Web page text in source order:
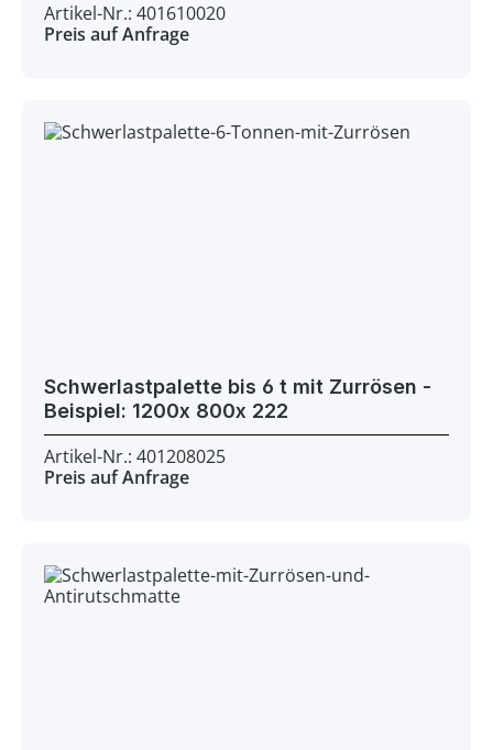
Artikel-Nr.: 401610020
Preis auf Anfrage
Schwerlastpalette bis 6 t mit Zurrösen -
Beispiel: 1200x 800x 222
Artikel-Nr.: 401208025
Preis auf Anfrage